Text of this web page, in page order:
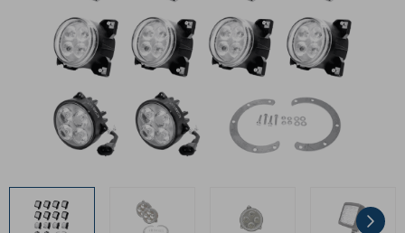
Często zadawane pytania
Kontakt
Bezpłatny projekt oświetlenia
+48 81 884 70 94
Inne akcesoria
Często zadawane pytania
Kontakt
Sprawdź wszystko